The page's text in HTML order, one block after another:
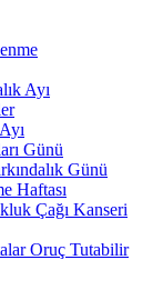
Ayı
Günü
Günü
Haftası
Çağı Kanseri
Oruç Tutabilir